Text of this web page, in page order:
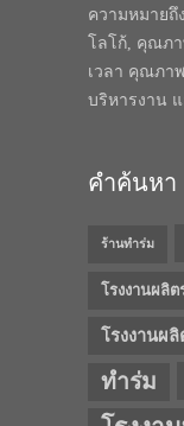
ความหมาย
โลโก้, คุณภา
เวลา คุณภา
บริหารงาน
คำค้นหา
ร้านทำร่ม
โรงงานผลิ
โรงงานผ
ทำร่ม